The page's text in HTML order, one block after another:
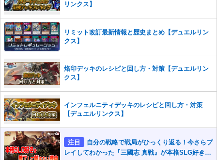
リンクス】
リミット改訂最新情報と歴史まとめ【デュエルリン
クス】
烙印デッキのレシピと回し方・対策【デュエルリン
クス】
インフェルニティデッキのレシピと回し方・対策
【デュエルリンクス】
注目
自分の戦略で戦局がひっくり返る！今さらプ
レイしてわかった『三國志 真戦』が本格SLG好きを